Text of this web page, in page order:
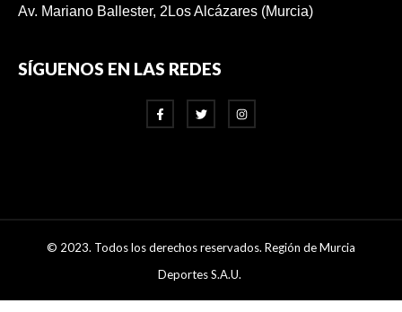
Av. Mariano Ballester, 2Los Alcázares (Murcia)
SÍGUENOS EN LAS REDES
© 2023. Todos los derechos reservados. Región de Murcia
Deportes S.A.U.